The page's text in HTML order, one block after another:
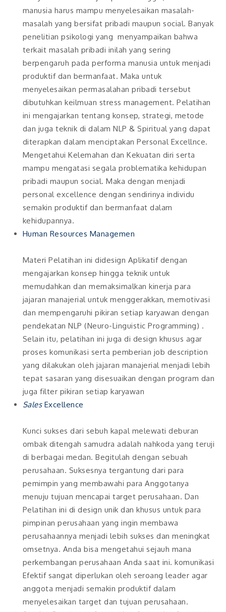
manusia harus mampu menyelesaikan masalah-
masalah yang bersifat pribadi maupun social. Banyak
penelitian psikologi yang menyampaikan bahwa
terkait masalah pribadi inilah yang sering
berpengaruh pada performa manusia untuk menjadi
produktif dan bermanfaat. Maka untuk
menyelesaikan permasalahan pribadi tersebut
dibutuhkan keilmuan stress management. Pelatihan
ini mengajarkan tentang konsep, strategi, metode
dan juga teknik di dalam NLP & Spiritual yang dapat
diterapkan dalam menciptakan Personal Excellnce.
Mengetahui Kelemahan dan Kekuatan diri serta
mampu mengatasi segala problematika kehidupan
pribadi maupun social. Maka dengan menjadi
personal excellence dengan sendirinya individu
semakin produktif dan bermanfaat dalam
kehidupannya.
Human Resources Managemen
Materi Pelatihan ini didesign Aplikatif dengan
mengajarkan konsep hingga teknik untuk
memudahkan dan memaksimalkan kinerja para
jajaran manajerial untuk menggerakkan, memotivasi
dan mempengaruhi pikiran setiap karyawan dengan
pendekatan NLP (Neuro-Linguistic Programming) .
Selain itu, pelatihan ini juga di design khusus agar
proses komunikasi serta pemberian job description
yang dilakukan oleh jajaran manajerial menjadi lebih
tepat sasaran yang disesuaikan dengan program dan
juga filter pikiran setiap karyawan
Sales Excellence
Kunci sukses dari sebuh kapal melewati deburan
ombak ditengah samudra adalah nahkoda yang teruji
di berbagai medan. Begitulah dengan sebuah
perusahaan. Suksesnya tergantung dari para
pemimpin yang membawahi para Anggotanya
menuju tujuan mencapai target perusahaan. Dan
Pelatihan ini di design unik dan khusus untuk para
pimpinan perusahaan yang ingin membawa
perusahaannya menjadi lebih sukses dan meningkat
omsetnya. Anda bisa mengetahui sejauh mana
perkembangan perusahaan Anda saat ini. komunikasi
Efektif sangat diperlukan oleh seroang leader agar
anggota menjadi semakin produktif dalam
menyelesaikan target dan tujuan perusahaan.